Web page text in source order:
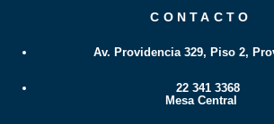
CONTACTO
Av. Providencia 329, Piso 2,
22 341 3368
Mesa Central